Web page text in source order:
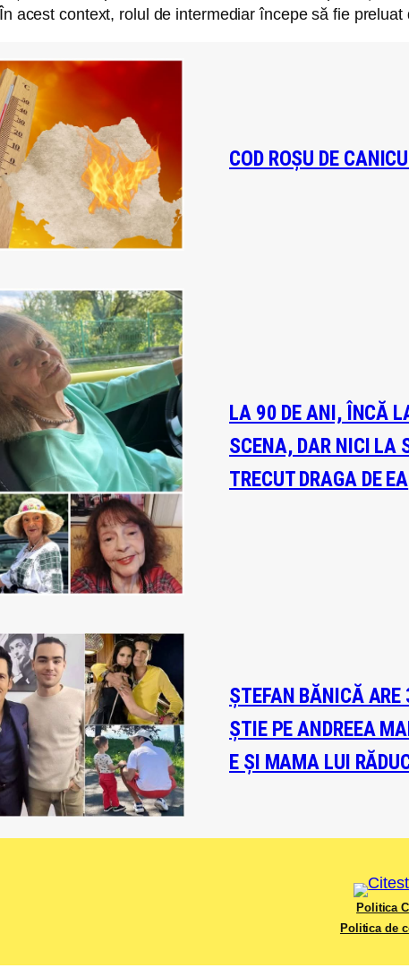
acest context, rolul de intermediar începe să fie
COD ROȘU DE
LA 90 DE ANI, ÎNCĂ
SCENA, DAR NICI LA
TRECUT DRAGA DE EA
ȘTEFAN BĂNICĂ ARE
ȘTIE PE ANDREEA
E ȘI MAMA LUI
Politica
Politica de